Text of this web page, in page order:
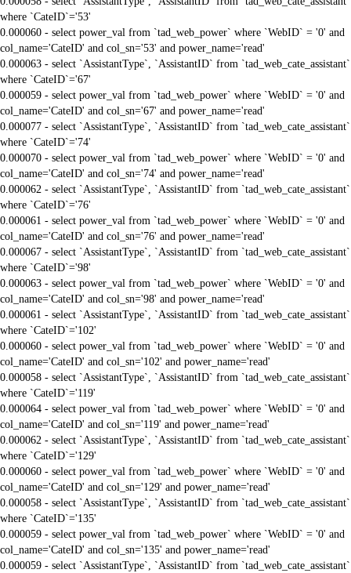
where `CateID`='53'
0.000060 - select power_val from `tad_web_power` where `WebID` = '0' and
col_name='CateID' and col_sn='53' and power_name='read'
0.000063 - select `AssistantType`, `AssistantID` from `tad_web_cate_assistant`
where `CateID`='67'
0.000059 - select power_val from `tad_web_power` where `WebID` = '0' and
col_name='CateID' and col_sn='67' and power_name='read'
0.000077 - select `AssistantType`, `AssistantID` from `tad_web_cate_assistant`
where `CateID`='74'
0.000070 - select power_val from `tad_web_power` where `WebID` = '0' and
col_name='CateID' and col_sn='74' and power_name='read'
0.000062 - select `AssistantType`, `AssistantID` from `tad_web_cate_assistant`
where `CateID`='76'
0.000061 - select power_val from `tad_web_power` where `WebID` = '0' and
col_name='CateID' and col_sn='76' and power_name='read'
0.000067 - select `AssistantType`, `AssistantID` from `tad_web_cate_assistant`
where `CateID`='98'
0.000063 - select power_val from `tad_web_power` where `WebID` = '0' and
col_name='CateID' and col_sn='98' and power_name='read'
0.000061 - select `AssistantType`, `AssistantID` from `tad_web_cate_assistant`
where `CateID`='102'
0.000060 - select power_val from `tad_web_power` where `WebID` = '0' and
col_name='CateID' and col_sn='102' and power_name='read'
0.000058 - select `AssistantType`, `AssistantID` from `tad_web_cate_assistant`
where `CateID`='119'
0.000064 - select power_val from `tad_web_power` where `WebID` = '0' and
col_name='CateID' and col_sn='119' and power_name='read'
0.000062 - select `AssistantType`, `AssistantID` from `tad_web_cate_assistant`
where `CateID`='129'
0.000060 - select power_val from `tad_web_power` where `WebID` = '0' and
col_name='CateID' and col_sn='129' and power_name='read'
0.000058 - select `AssistantType`, `AssistantID` from `tad_web_cate_assistant`
where `CateID`='135'
0.000059 - select power_val from `tad_web_power` where `WebID` = '0' and
col_name='CateID' and col_sn='135' and power_name='read'
0.000059 - select `AssistantType`, `AssistantID` from `tad_web_cate_assistant`